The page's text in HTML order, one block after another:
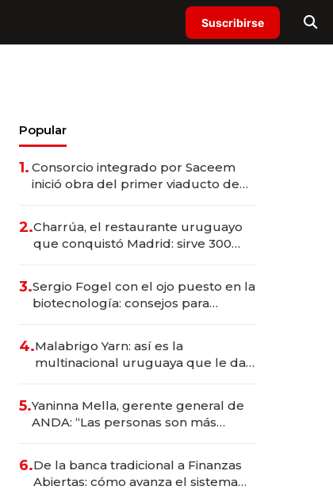
Suscribirse
Popular
1. Consorcio integrado por Saceem
inició obra del primer viaducto de
millones
2.Charrúa, el restaurante uruguayo
que conquistó Madrid: sirve 300
prepara apertura
3.Sergio Fogel con el ojo puesto en la
biotecnología: consejos para
4.Malabrigo Yarn: así es la
multinacional uruguaya que le da
5.Yaninna Mella, gerente general de
ANDA: “Las personas son más
6.De la banca tradicional a Finanzas
Abiertas: cómo avanza el sistema